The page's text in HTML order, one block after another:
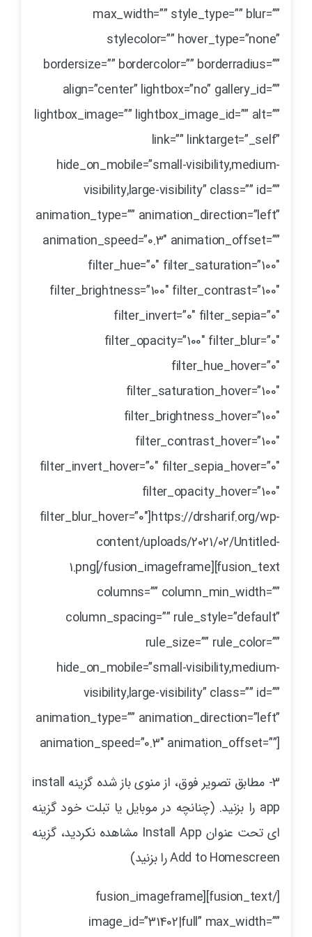
max_width=”” style_type=”” blur=””
stylecolor=”” hover_type=”none”
bordersize=”” bordercolor=”” borderradius=””
align=”center” lightbox=”no” gallery_id=””
lightbox_image=”” lightbox_image_id=”” alt=””
link=”” linktarget=”_self”
hide_on_mobile=”small-visibility,medium-
visibility,large-visibility” class=”” id=””
animation_type=”” animation_direction=”left”
animation_speed=”0.3″ animation_offset=””
filter_hue=”0″ filter_saturation=”100″
filter_brightness=”100″ filter_contrast=”100″
filter_invert=”0″ filter_sepia=”0″
filter_opacity=”100″ filter_blur=”0″
filter_hue_hover=”0″
filter_saturation_hover=”100″
filter_brightness_hover=”100″
filter_contrast_hover=”100″
filter_invert_hover=”0″ filter_sepia_hover=”0″
filter_opacity_hover=”100″
filter_blur_hover=”0″]https://drsharif.org/wp-
content/uploads/2021/02/Untitled-
1.png[/fusion_imageframe][fusion_text
columns=”” column_min_width=””
column_spacing=”” rule_style=”default”
rule_size=”” rule_color=””
hide_on_mobile=”small-visibility,medium-
visibility,large-visibility” class=”” id=””
animation_type=”” animation_direction=”left”
animation_speed=”0.3″ animation_offset=””]
3- مطابق تصویر فوق، از منوی باز شده گزینه install
app را بزنید. (چنانچه در موبایل یا تبلت خود گزینه
ای تحت عنوان Install App مشاهده نکردید، گزینه
Add to Homescreen را بزنید)
[/fusion_text][fusion_imageframe
image_id=”31402|full” max_width=””